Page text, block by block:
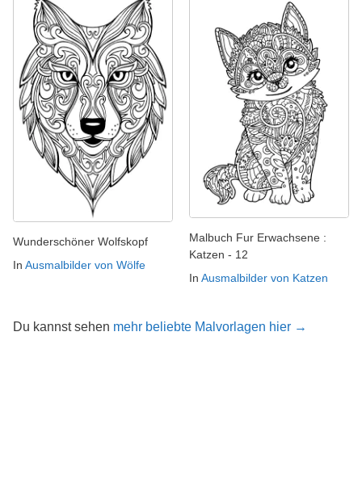
Wunderschöner Wolfskopf
In Ausmalbilder von Wölfe
Malbuch Fur Erwachsene :
Katzen - 12
In Ausmalbilder von Katzen
Du kannst sehen mehr beliebte Malvorlagen hier →